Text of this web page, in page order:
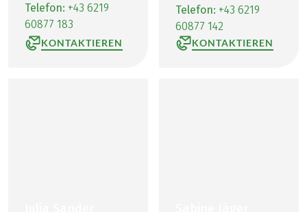
Telefon: +43 6219
60877 183
KONTAKTIEREN
Telefon: +43 6219
60877 142
KONTAKTIEREN